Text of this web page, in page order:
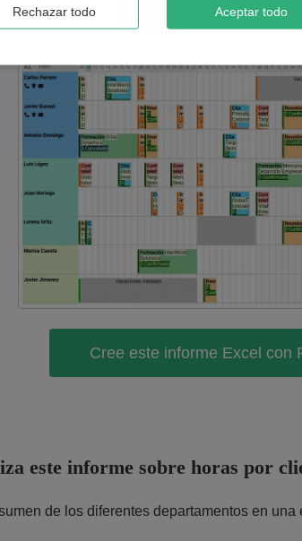
Cree este informe Excel con
este informe sobre horas por
de los diferentes departamentos en
Rechazar todo Aceptar todo